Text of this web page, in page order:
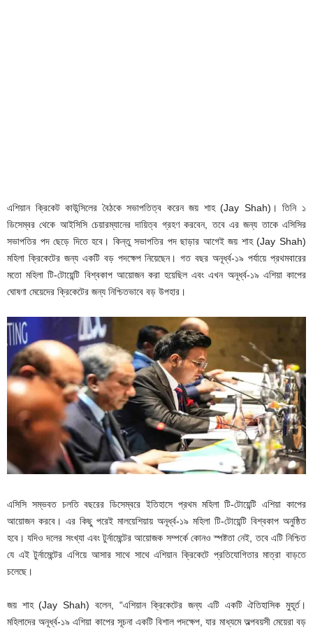
এশিয়ান ক্রিকেট কাউন্সিলের বৈঠকে সভাপতিত্ব করেন জয় শাহ (Jay Shah)। তিনি ১
ডিসেম্বর থেকে আইসিসি চেয়ারম্যানের দায়িত্ব গ্রহণ করবেন, তবে এর জন্য তাকে এসিসির
সভাপতির পদ ছেড়ে দিতে হবে। কিন্তু সভাপতির পদ ছাড়ার আগেই জয় শাহ (Jay Shah)
মহিলা ক্রিকেটের জন্য একটি বড় পদক্ষেপ নিয়েছেন। গত বছর অনূর্ধ্ব-১৯ পর্যায়ে প্রথমবারের
মতো মহিলা টি-টোয়েন্টি বিশ্বকাপ আয়োজন করা হয়েছিল এবং এখন অনূর্ধ্ব-১৯ এশিয়া কাপের
ঘোষণা মেয়েদের ক্রিকেটের জন্য নিশ্চিতভাবে বড় উপহার।
এসিসি সম্ভবত চলতি বছরের ডিসেম্বরে ইতিহাসে প্রথম মহিলা টি-টোয়েন্টি এশিয়া কাপের
আয়োজন করবে। এর কিছু পরেই মালয়েশিয়ায় অনূর্ধ্ব-১৯ মহিলা টি-টোয়েন্টি বিশ্বকাপ অনুষ্ঠিত
হবে। যদিও দলের সংখ্যা এবং টুর্নামেন্টের আয়োজক সম্পর্কে কোনও স্পষ্টতা নেই, তবে এটি নিশ্চিত
যে এই টুর্নামেন্টের এগিয়ে আসার সাথে সাথে এশিয়ান ক্রিকেটে প্রতিযোগিতার মাত্রা বাড়তে
চলেছে।
জয় শাহ (Jay Shah) বলেন, “এশিয়ান ক্রিকেটের জন্য এটি একটি ঐতিহাসিক মুহূর্ত।
মহিলাদের অনূর্ধ্ব-১৯ এশিয়া কাপের সূচনা একটি বিশাল পদক্ষেপ, যার মাধ্যমে অল্পবয়সী মেয়েরা বড়